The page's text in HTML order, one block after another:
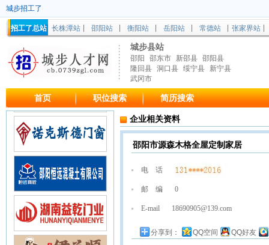
城步招工了
招工了总站 长株潭站 邵阳站 衡阳站 岳阳站 常德站 张家界站
城步县站
邵阳 邵东市 新邵县 邵阳县
隆回县 洞口县 绥宁县
新宁县
武冈市
首页 职位搜索 简历搜索
企业相关资料
邵阳市源森木格全屋定制家居
电 话
邮 编 0
E-mail 18690905@139.com
分享到： QQ空间 QQ好友